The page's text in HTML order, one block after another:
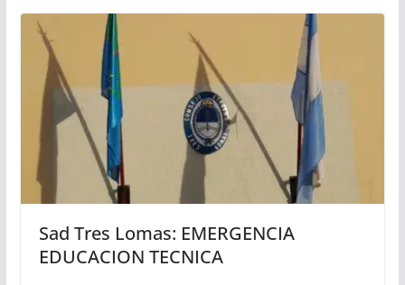
Sad Tres Lomas: EMERGENCIA
EDUCACION TECNICA